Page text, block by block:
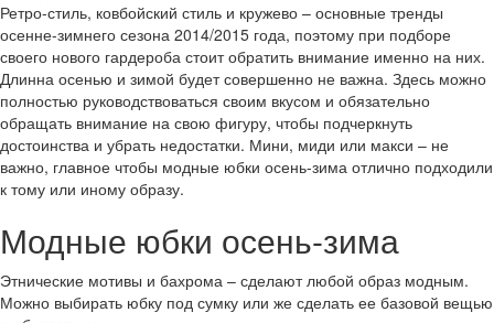
Ретро-стиль, ковбойский стиль и кружево – основные тренды
осенне-зимнего сезона 2014/2015 года, поэтому при подборе
своего нового гардероба стоит обратить внимание именно на них.
Длинна осенью и зимой будет совершенно не важна. Здесь можно
полностью руководствоваться своим вкусом и обязательно
обращать внимание на свою фигуру, чтобы подчеркнуть
достоинства и убрать недостатки. Мини, миди или макси – не
важно, главное чтобы модные юбки осень-зима отлично подходили
к тому или иному образу.
Модные юбки осень-зима
Этнические мотивы и бахрома – сделают любой образ модным.
Можно выбирать юбку под сумку или же сделать ее базовой вещью